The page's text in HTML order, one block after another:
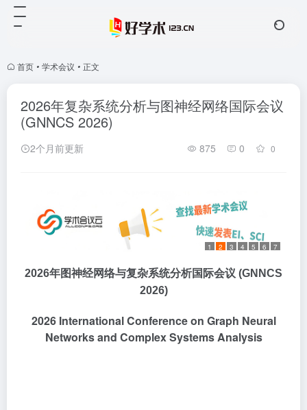
首页 • 学术会议 • 正文
2026年复杂系统分析与图神经网络国际会议
(GNNCS 2026)
2个月前更新 875 0 0
1 2 3 4 5 6 7
2026年图神经网络与复杂系统分析国际会议 (GNNCS
2026)
2026 International Conference on Graph Neural
Networks and Complex Systems Analysis